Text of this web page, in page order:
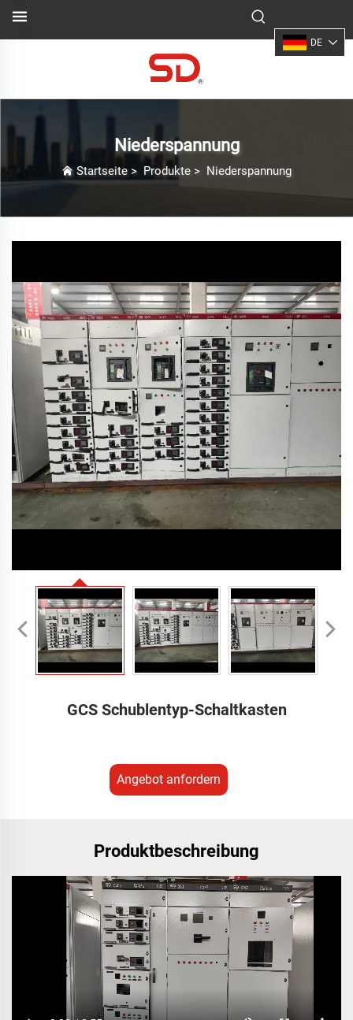
DE
Niederspannung
Startseite> Produkte > Niederspannung
GCS Schublentyp-Schaltkasten
Angebot anfordern
Produktbeschreibung